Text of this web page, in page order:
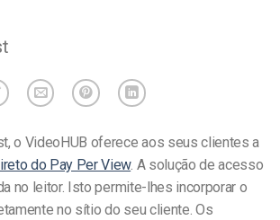
o VideoHUB oferece aos seus clientes a
do Pay Per View. A solução de acesso
no leitor. Isto permite-lhes incorporar o
no sítio do seu cliente. Os